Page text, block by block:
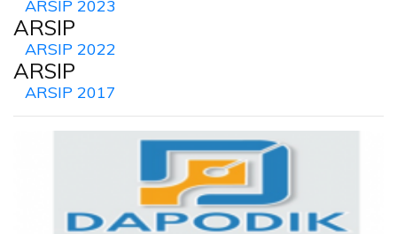
ARSIP 2023
ARSIP
ARSIP 2022
ARSIP
ARSIP 2017